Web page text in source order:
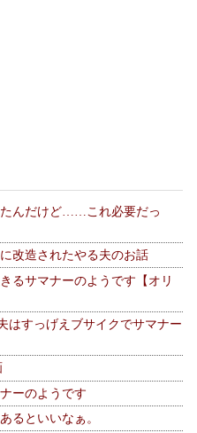
んだけど……これ必要だっ
改造されたやる夫のお話
るサマナーのようです【オリ
はすっげえブサイクでサマナー
ーのようです
るといいなぁ。